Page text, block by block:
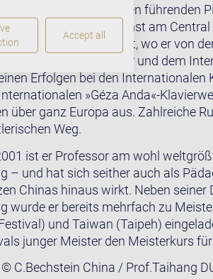
Taihang Du gehört zu den führenden
und studierte zunächst am
Studien in Europa fort, wo er von
Hannover und dem
Erfolgen bei den
»Géza Anda«-
über ganz Europa aus. Zahlreiche
Weg.
ist er Professor am wohl
– und hat sich seither auch als
Chinas hinaus wirkt. Neben
wurde er bereits mehrfach zu
und Taiwan (Taipeh)
junger Meister den Meisterkurs für
C.Bechstein China / Prof.Taihang
Accept all